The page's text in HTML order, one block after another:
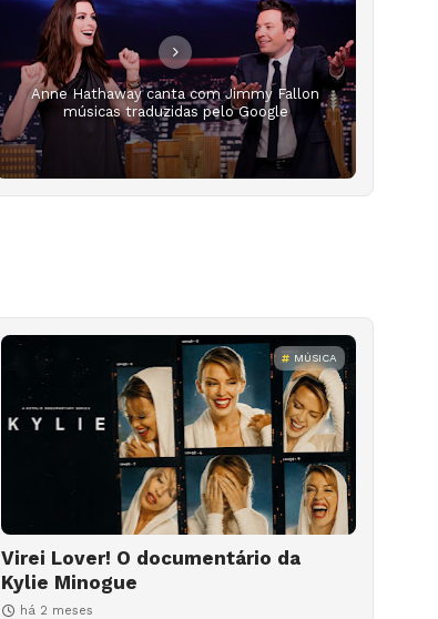
Anne Hathaway canta com Jimmy Fallon
músicas traduzidas pelo Google
MÚSICA
Virei Lover! O documentário da
Kylie Minogue
há 2 meses